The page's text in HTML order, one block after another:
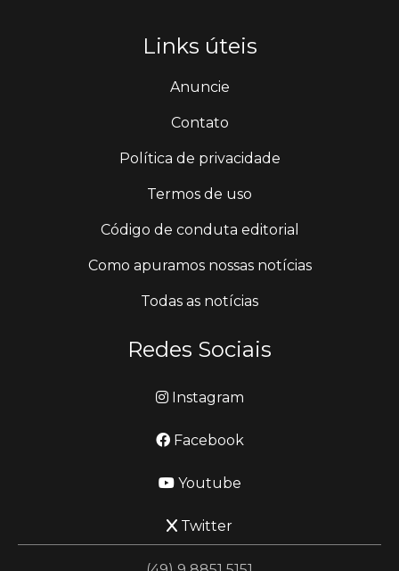
Links úteis
Anuncie
Contato
Política de privacidade
Termos de uso
Código de conduta editorial
Como apuramos nossas notícias
Todas as notícias
Redes Sociais
Instagram
Facebook
Youtube
Twitter